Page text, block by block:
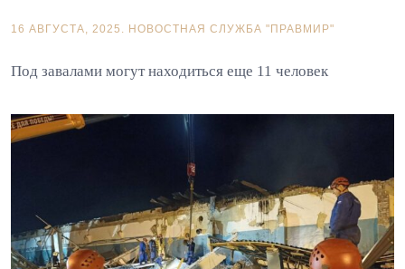
16 АВГУСТА, 2025. НОВОСТНАЯ СЛУЖБА "ПРАВМИР"
Под завалами могут находиться еще 11 человек